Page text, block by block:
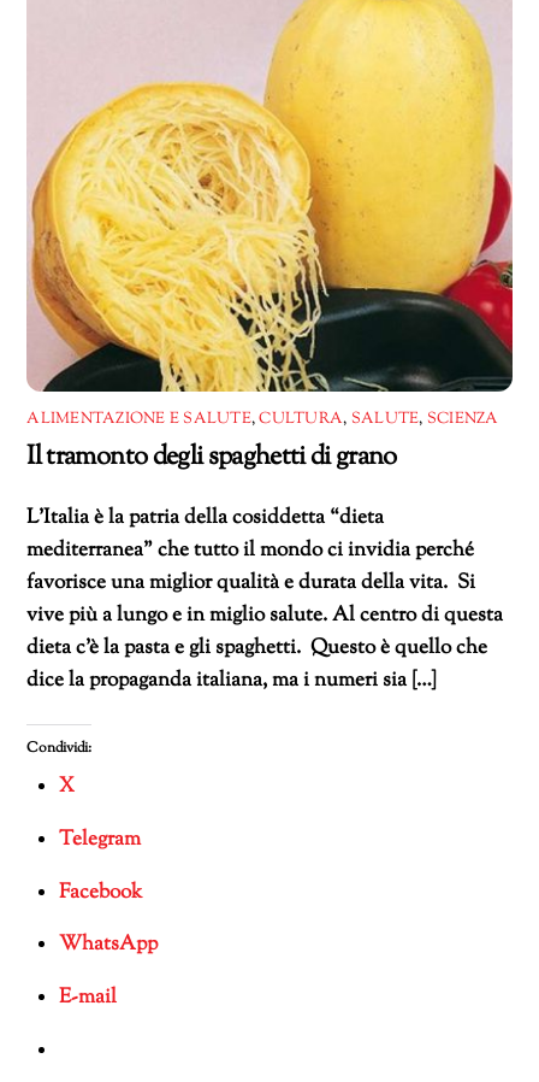
ALIMENTAZIONE E SALUTE,CULTURA, SALUTE, SCIENZA
Il tramonto degli spaghetti di grano
L’Italia è la patria della cosiddetta “dieta
mediterranea” che tutto il mondo ci invidia perché
favorisce una miglior qualità e durata della vita. Si
vive più a lungo e in miglio salute. Al centro di questa
dieta c’è la pasta e gli spaghetti. Questo è quello che
dice la propaganda italiana, ma i numeri sia […]
Condividi:
X
Telegram
Facebook
WhatsApp
E-mail